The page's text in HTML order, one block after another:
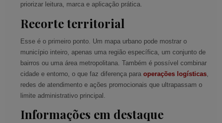
priorizar leitura, marca e aplicação prática.
Recorte territorial
Esse é o primeiro ponto. Um mapa urbano pode mostrar o
município inteiro, apenas uma região específica, um conjunto de
bairros ou uma área metropolitana. Também é possível combinar
cidade e entorno, o que faz diferença paraoperações logísticas,
redes de atendimento e ações promocionais que ultrapassam o
limite administrativo principal.
Informações em destaque